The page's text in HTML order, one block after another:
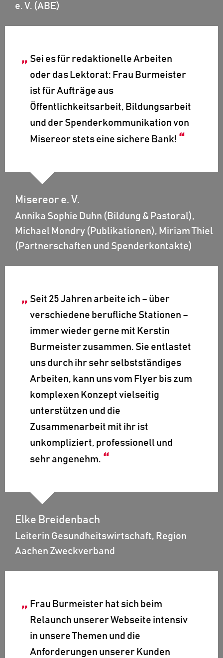
e. V. (ABE)
Sei es für redaktionelle Arbeiten
oder das Lektorat: Frau Burmeister
ist für Aufträge aus
Öffentlichkeitsarbeit, Bildungsarbeit
und der Spenderkommunikation von
Misereor stets eine sichere Bank!
Misereor e. V.
Annika Sophie Duhn (Bildung & Pastoral),
Michael Mondry (Publikationen), Miriam Thiel
(Partnerschaften und Spenderkontakte)
Seit 25 Jahren arbeite ich – über
verschiedene berufliche Stationen –
immer wieder gerne mit Kerstin
Burmeister zusammen. Sie entlastet
uns durch ihr sehr selbstständiges
Arbeiten, kann uns vom Flyer bis zum
komplexen Konzept vielseitig
unterstützen und die
Zusammenarbeit mit ihr ist
unkompliziert, professionell und
sehr angenehm.
Elke Breidenbach
Leiterin Gesundheitswirtschaft, Region
Aachen Zweckverband
Frau Burmeister hat sich beim
Relaunch unserer Webseite intensiv
in unsere Themen und die
Anforderungen unserer Kunden